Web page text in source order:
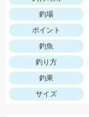
釣場
ポイント
釣魚
釣り方
釣果
サイズ